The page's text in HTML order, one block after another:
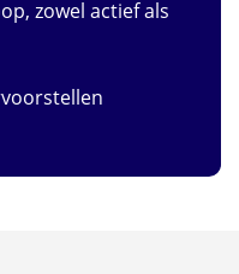
zowel actief als